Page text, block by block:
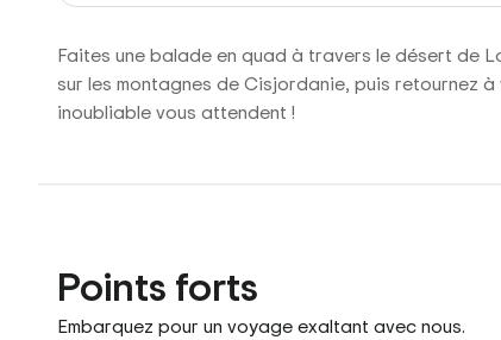
Faites une balade en quad à travers le désert de
sur les montagnes de Cisjordanie, puis retournez
inoubliable vous attendent !
Points forts
Embarquez pour un voyage exaltant avec nous.